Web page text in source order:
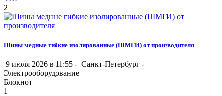
2
Шины медные гибкие изолированные (ШМГИ) от производителя
9 июля 2026 в 11:55 - Санкт-Петербург -
Электрооборудование
Блокнот
1